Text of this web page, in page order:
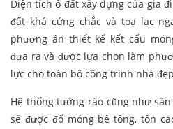
Diện tích ô đất xây dựng của gia
đất khá cứng chắc và toạ lạc
phương án thiết kế kết cấu
đưa ra và được lựa chọn làm
lực cho toàn bộ công trình nhà
Hệ thống tường rào cũng như
sẽ được đổ móng bê tông, tôn